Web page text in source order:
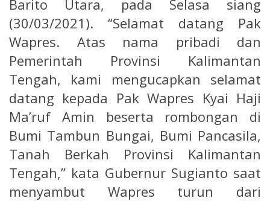
Barito Utara, pada Selasa siang
(30/03/2021). “Selamat datang Pak
Wapres. Atas nama pribadi dan
Pemerintah Provinsi Kalimantan
Tengah, kami mengucapkan selamat
datang kepada Pak Wapres Kyai Haji
Ma’ruf Amin beserta rombongan di
Bumi Tambun Bungai, Bumi Pancasila,
Tanah Berkah Provinsi Kalimantan
Tengah,” kata Gubernur Sugianto saat
menyambut Wapres turun dari